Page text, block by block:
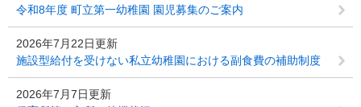
令和8年度 町立第一幼稚園 園児募集のご案内
2026年7月22日更新
施設型給付を受けない私立幼稚園における副食費の補助制度
2026年7月7日更新